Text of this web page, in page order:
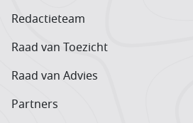
Redactieteam
Raad van Toezicht
Raad van Advies
Partners